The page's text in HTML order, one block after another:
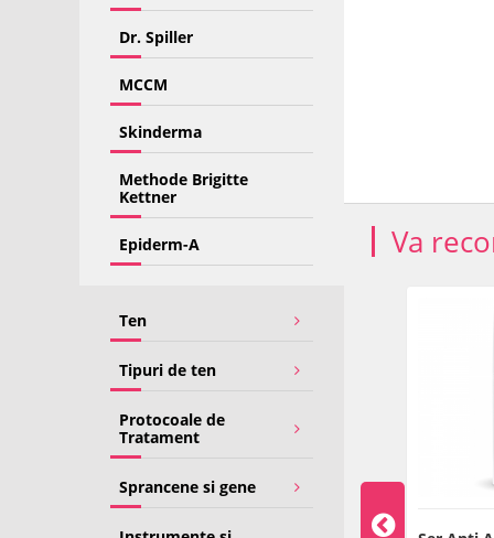
Dr. Spiller
MCCM
Skinderma
Methode Brigitte
Kettner
Epiderm-A
Ten
Tipuri de ten
Protocoale de
Tratament
Sprancene si gene
Va